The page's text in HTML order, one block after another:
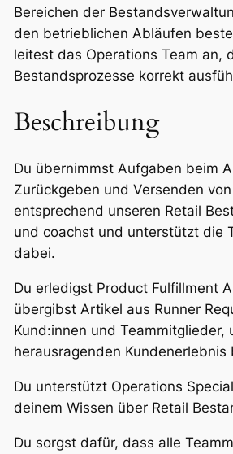
Bereichen der
den betrieblichen Abläufen
leitest das Operations Team an,
Bestandsprozesse korrekt
Beschreibung
Du übernimmst Aufgaben beim
Zurückgeben und Versenden
entsprechend unseren Retail
und coachst und unterstützt die
dabei.
Du erledigst Product Fulfillment
übergibst Artikel aus Runner
Kund:innen und Teammitglieder,
herausragenden Kundenerlebnis
Du unterstützt Operations
deinem Wissen über Retail
Du sorgst dafür, dass alle